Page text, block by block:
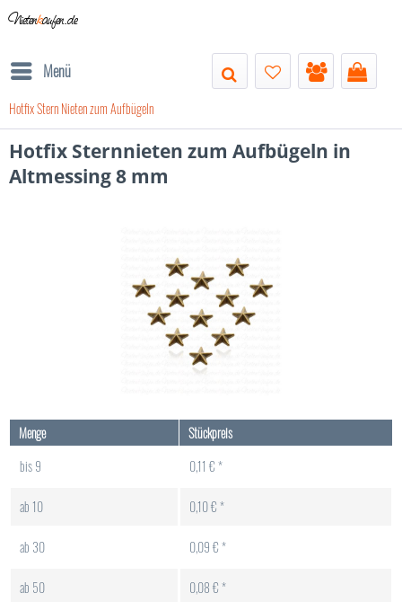
Nietenkaufen.de
Menü
Hotfix Stern Nieten zum Aufbügeln
Hotfix Sternnieten zum Aufbügeln in
Altmessing 8 mm
Menge
Stückpreis
bis9 0,11 € *
ab10 0,10 € *
ab 30 0,09 € *
ab 50 0,08 € *